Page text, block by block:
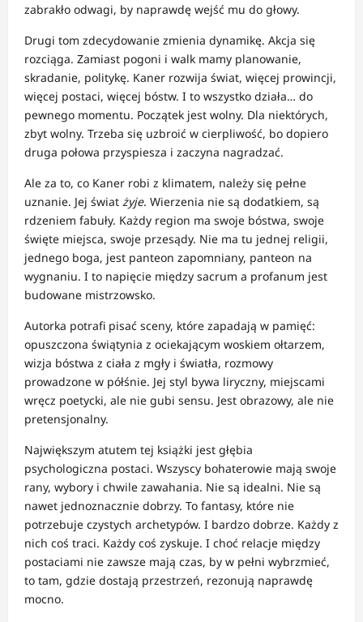
zabrakło odwagi, by naprawdę wejść mu do głowy.
Drugi tom zdecydowanie zmienia dynamikę. Akcja się
rozciąga. Zamiast pogoni i walk mamy planowanie,
skradanie, politykę. Kaner rozwija świat, więcej prowincji,
więcej postaci, więcej bóstw. I to wszystko działa… do
pewnego momentu. Początek jest wolny. Dla niektórych,
zbyt wolny. Trzeba się uzbroić w cierpliwość, bo dopiero
druga połowa przyspiesza i zaczyna nagradzać.
Ale za to, co Kaner robi z klimatem, należy się pełne
uznanie. Jej świat żyje. Wierzenia nie są dodatkiem, są
rdzeniem fabuły. Każdy region ma swoje bóstwa, swoje
święte miejsca, swoje przesądy. Nie ma tu jednej religii,
jednego boga, jest panteon zapomniany, panteon na
wygnaniu. I to napięcie między sacrum a profanum jest
budowane mistrzowsko.
Autorka potrafi pisać sceny, które zapadają w pamięć:
opuszczona świątynia z ociekającym woskiem ołtarzem,
wizja bóstwa z ciała z mgły i światła, rozmowy
prowadzone w półśnie. Jej styl bywa liryczny, miejscami
wręcz poetycki, ale nie gubi sensu. Jest obrazowy, ale nie
pretensjonalny.
Największym atutem tej książki jest głębia
psychologiczna postaci. Wszyscy bohaterowie mają swoje
rany, wybory i chwile zawahania. Nie są idealni. Nie są
nawet jednoznacznie dobrzy. To fantasy, które nie
potrzebuje czystych archetypów. I bardzo dobrze. Każdy z
nich coś traci. Każdy coś zyskuje. I choć relacje między
postaciami nie zawsze mają czas, by w pełni wybrzmieć,
to tam, gdzie dostają przestrzeń, rezonują naprawdę
mocno.